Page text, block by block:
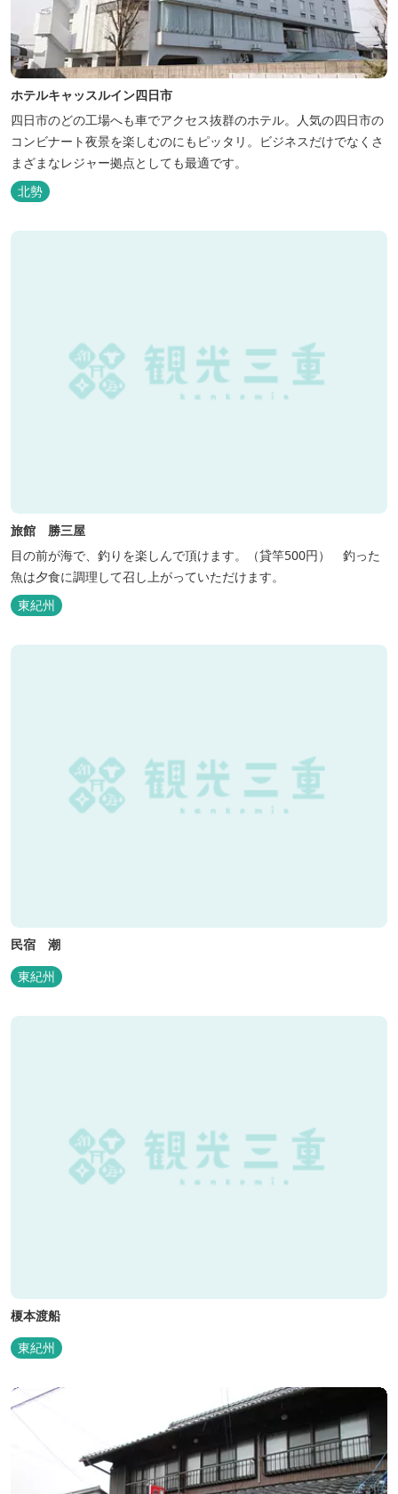
ホテルキャッスルイン四日市
四日市のどの工場へも車でアクセス抜群のホテル。人気の四日市の
コンビナート夜景を楽しむのにもピッタリ。ビジネスだけでなくさ
まざまなレジャー拠点としても最適です。
北勢
旅館 勝三屋
目の前が海で、釣りを楽しんで頂けます。（貸竿500円） 釣った
魚は夕食に調理して召し上がっていただけます。
東紀州
民宿 潮
東紀州
榎本渡船
東紀州